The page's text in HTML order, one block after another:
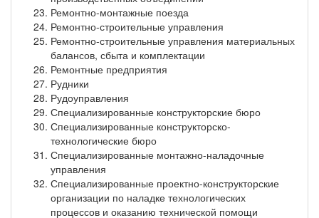
Ремонтно-монтажные поезда
Ремонтно-строительные управления
Ремонтно-строительные управления материальных
балансов, сбыта и комплектации
Ремонтные предприятия
Рудники
Рудоуправления
Специализированные конструкторские бюро
Специализированные конструкторско-
технологические бюро
Специализированные монтажно-наладочные
управления
Специализированные проектно-конструкторские
организации по наладке технологических
процессов и оказанию технической помощи